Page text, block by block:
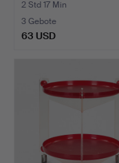
au…
2 Std 17 Min
3 Gebote
63 USD